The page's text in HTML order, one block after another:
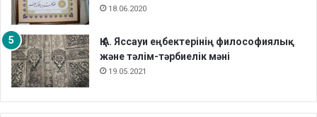
18.06.2020
Қ.А. Яссауи еңбектерінің философиялық
және тәлім-тәрбиелік мәні
19.05.2021